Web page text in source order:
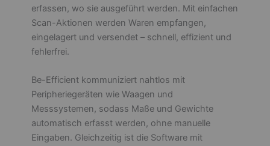
erfassen, wo sie ausgeführt werden. Mit einfachen
Scan-Aktionen werden Waren empfangen,
eingelagert und versendet – schnell, effizient und
fehlerfrei.
Be-Efficient kommuniziert nahtlos mit
Peripheriegeräten wie Waagen und
Messsystemen, sodass Maße und Gewichte
automatisch erfasst werden, ohne manuelle
Eingaben. Gleichzeitig ist die Software mit